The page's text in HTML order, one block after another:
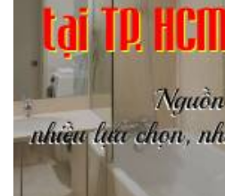
LỘC ĐỈNH KÝ
Nước ngoài
Phi Hồ ngoại truyện (21)
Phong thần diễn nghĩa (100)